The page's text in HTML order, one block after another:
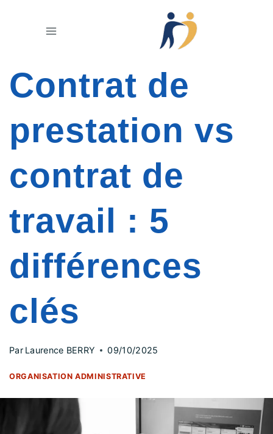
Contrat de
prestation vs
contrat de
travail : 5
différences
clés
Par Laurence BERRY 09/10/2025
ORGANISATION ADMINISTRATIVE